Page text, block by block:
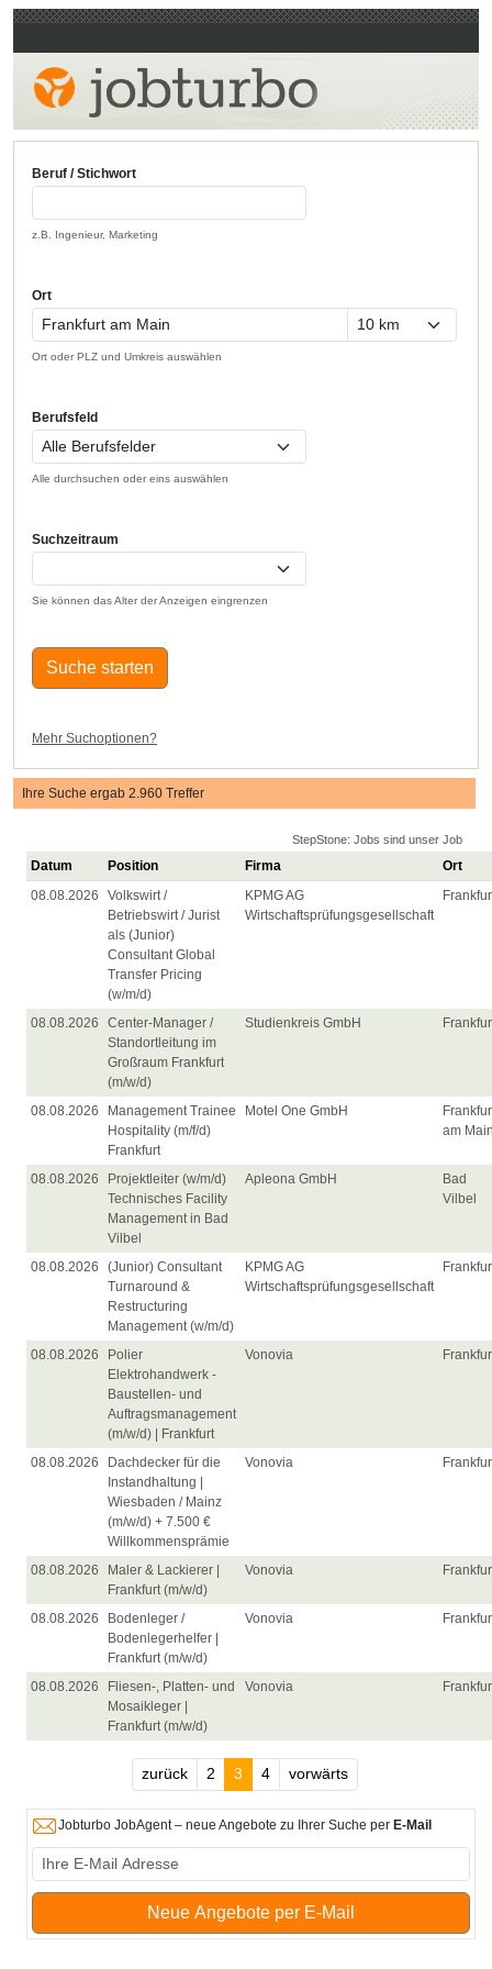
Beruf / Stichwort
z.B. Ingenieur, Marketing
Ort
Ort oder PLZ und Umkreis auswählen
Berufsfeld
Alle durchsuchen oder eins auswählen
Suchzeitraum
Sie können das Alter der Anzeigen eingrenzen
Suche starten
Mehr Suchoptionen?
Ihre Suche ergab 2.960 Treffer
StepStone: Jobs sind unser Job
Datum Position Firma
Ort
08.08.2026
Volkswirt /
Betriebswirt / Jurist
als (Junior)
Consultant Global
Transfer Pricing
(w/m/d)
KPMG AG
Wirtschaftsprüfungsgesellschaft
08.08.2026
Center-Manager /
Standortleitung im
Großraum Frankfurt
(m/w/d)
Studienkreis GmbH
08.08.2026
Management Trainee
Hospitality (m/f/d)
Frankfurt
Motel One GmbH
am
08.08.2026
Projektleiter (w/m/d)
Technisches Facility
Management in Bad
Vilbel
Apleona GmbH
Bad
Vilbel
08.08.2026
(Junior) Consultant
Turnaround &
Restructuring
Management (w/m/d)
KPMG AG
Wirtschaftsprüfungsgesellschaft
08.08.2026
Polier
Elektrohandwerk -
Baustellen- und
Auftragsmanagement
(m/w/d) | Frankfurt
Vonovia
08.08.2026
Dachdecker für die
Instandhaltung |
Wiesbaden / Mainz
(m/w/d) + 7.500 €
Willkommensprämie
Vonovia
08.08.2026
Maler & Lackierer |
Frankfurt (m/w/d)
Vonovia
08.08.2026
Bodenleger /
Bodenlegerhelfer |
Frankfurt (m/w/d)
Vonovia
08.08.2026
Fliesen-, Platten- und
Mosaikleger |
Frankfurt (m/w/d)
Vonovia
zurück 2 3 4 vorwärts
Jobturbo JobAgent – neue Angebote zu Ihrer Suche per E-Mail
Neue Angebote per E-Mail